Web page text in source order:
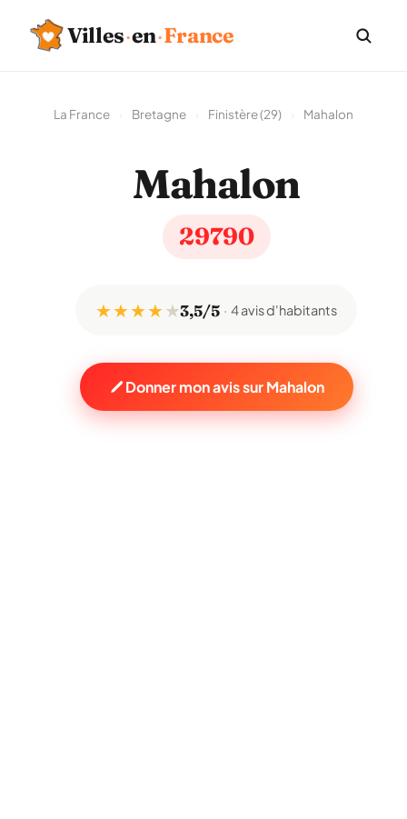
Villes·en·France
La France Bretagne Finistère (29) Mahalon
Mahalon
29790
★ ★ ★ ★★3,5/5 4 avis d'habitants
Donner mon avis sur Mahalon